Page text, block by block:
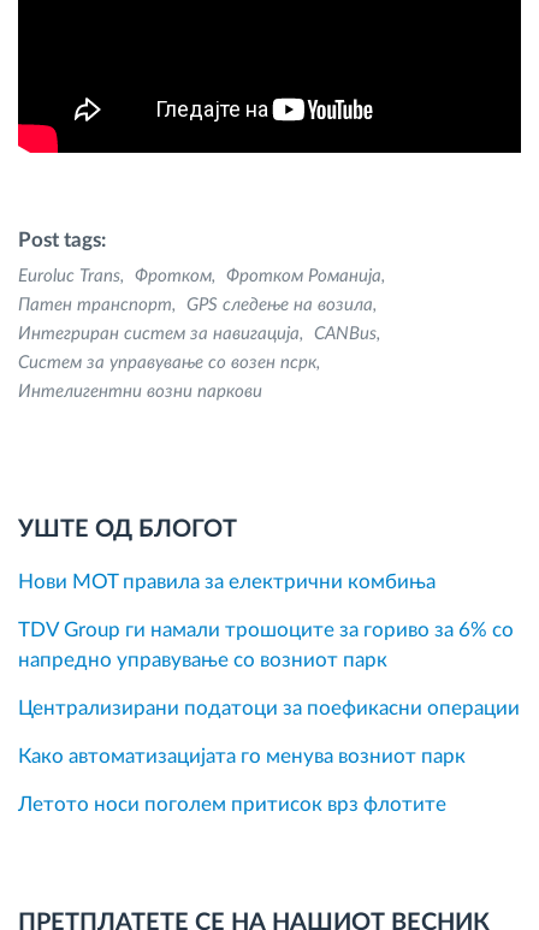
Post tags:
Euroluc Trans Фротком
Фротком Романија
Патен транспорт
GPS следење на возила
Интегриран систем за навигација
CANBus
Систем за управување со возен псрк
Интелигентни возни паркови
УШТЕ ОД БЛОГОТ
Нови MOT правила за електрични комбиња
TDV Group ги намали трошоците за гориво за 6% со
напредно управување со возниот парк
Централизирани податоци за поефикасни операции
Како автоматизацијата го менува возниот парк
Летото носи поголем притисок врз флотите
ПРЕТПЛАТЕТЕ СЕ НА НАШИОТ ВЕСНИК